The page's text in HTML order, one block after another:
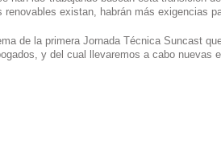
renovables existan, habrán más exigencias
de la primera Jornada Técnica Suncast
y del cual llevaremos a cabo nuevas